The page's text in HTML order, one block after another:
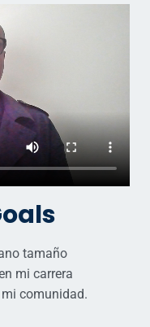
tamaño
mi carrera
comunidad.